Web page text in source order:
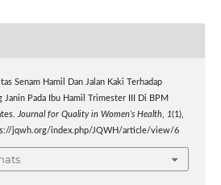
Senam Hamil Dan Jalan Kaki Terhadap
Janin Pada Ibu Hamil Trimester III Di BPM
Journal for Quality in Women’s Health, 1(1),
jqwh.org/index.php/JQWH/article/view/6